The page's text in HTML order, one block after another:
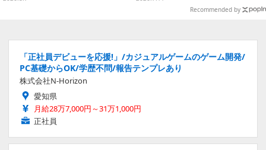
セット」が対象Recommended by
「正社員デビューを応援!」/カジュアルゲームのゲーム開発/
PC基礎からOK/学歴不問/報告テンプレあり
株式会社N-Horizon
愛知県
月給28万7,000円～31万1,000円
正社員